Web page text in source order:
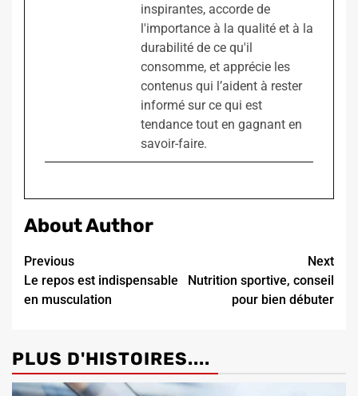
inspirantes, accorde de
l'importance à la qualité et à la
durabilité de ce qu'il
consomme, et apprécie les
contenus qui l’aident à rester
informé sur ce qui est
tendance tout en gagnant en
savoir-faire.
About Author
Continue
Reading
Previous
Le repos est indispensable
en musculation
Next
Nutrition sportive, conseil
pour bien débuter
PLUS D'HISTOIRES....